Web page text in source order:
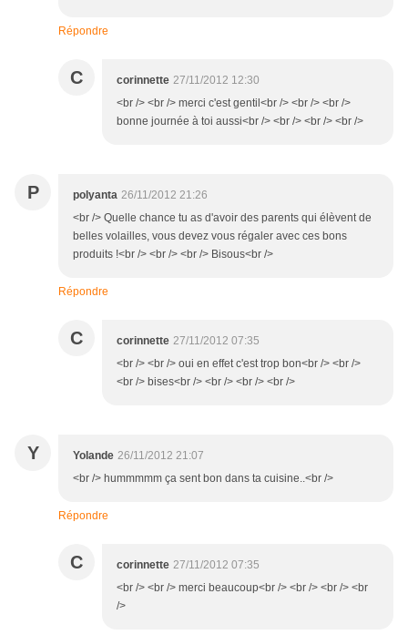
Répondre
C corinnette 27/11/2012 12:30
<br /> <br /> merci c'est gentil<br /> <br /> <br />
bonne journée à toi aussi<br /> <br /> <br /> <br />
P polyanta 26/11/2012 21:26
<br /> Quelle chance tu as d'avoir des parents qui élèvent de
belles volailles, vous devez vous régaler avec ces bons
produits !<br /> <br /> <br /> Bisous<br />
Répondre
C corinnette 27/11/2012 07:35
<br /> <br /> oui en effet c'est trop bon<br /> <br />
<br /> bises<br /> <br /> <br /> <br />
Y Yolande 26/11/2012 21:07
<br /> hummmmm ça sent bon dans ta cuisine..<br />
Répondre
C corinnette 27/11/2012 07:35
<br /> <br /> merci beaucoup<br /> <br /> <br /> <br
/>